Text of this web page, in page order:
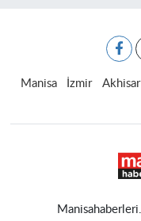
Manisa İzmir Akhisar